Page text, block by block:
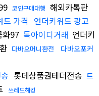
코인구매대행 해외카톡판
드 가격 언더키워드 광고
화97 톡아이디거래 언더키
다바오머니환전
다바오포커
롯데상품권테더전송 트
쓰레드해킹